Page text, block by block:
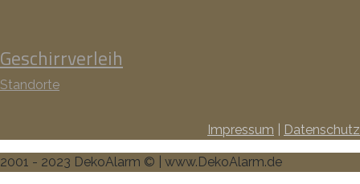
Geschirrverleih
Standorte
Impressum Datenschutz
2001 - 2023 DekoAlarm © | www.DekoAlarm.de